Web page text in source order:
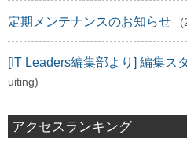
定期メンテナンスのお知らせ
[IT Leaders編集部より] 編集ス
uiting)
アクセスランキング